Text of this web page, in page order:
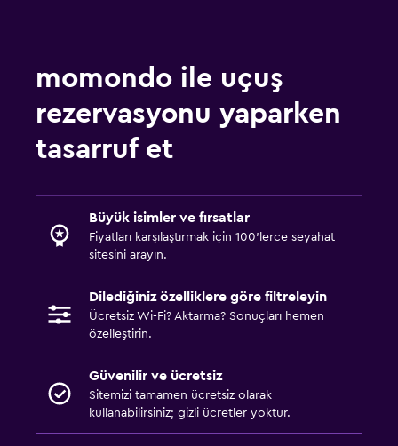
momondo ile uçuş
rezervasyonu yaparken
tasarruf et
Büyük isimler ve fırsatlar
Fiyatları karşılaştırmak için 100'lerce seyahat
sitesini arayın.
Dilediğiniz özelliklere göre filtreleyin
Ücretsiz Wi-Fi? Aktarma? Sonuçları hemen
özelleştirin.
Güvenilir ve ücretsiz
Sitemizi tamamen ücretsiz olarak
kullanabilirsiniz; gizli ücretler yoktur.